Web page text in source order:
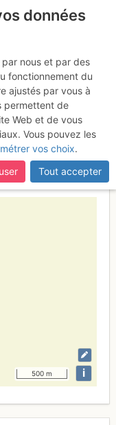
-
2017
- Mont-Cenis
500 m i
données
nous et par des
fonctionnement du
ajustés par vous à
permettent de
Web et de vous
Vous pouvez les
vos choix.
Tout accepter